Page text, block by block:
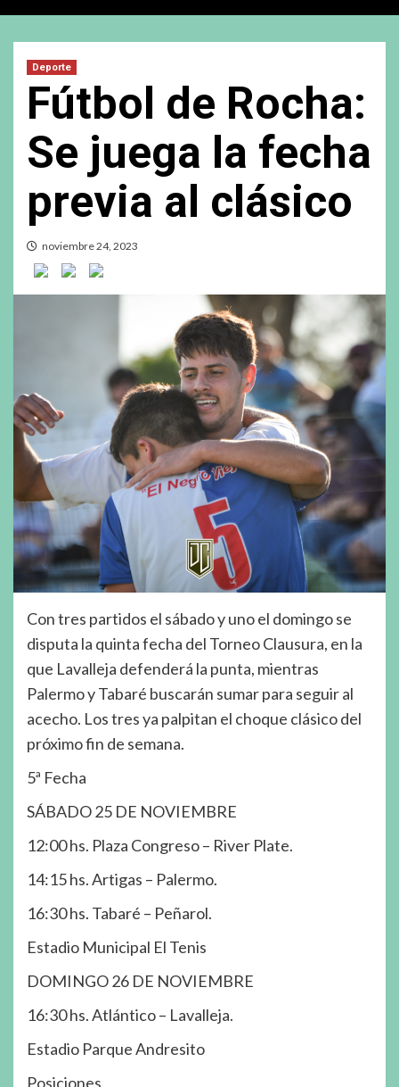
Deporte
Fútbol de Rocha:
Se juega la fecha
previa al clásico
noviembre 24, 2023
Con tres partidos el sábado y uno el domingo se
disputa la quinta fecha del Torneo Clausura, en la
que Lavalleja defenderá la punta, mientras
Palermo y Tabaré buscarán sumar para seguir al
acecho. Los tres ya palpitan el choque clásico del
próximo fin de semana.
5ª Fecha
SÁBADO 25 DE NOVIEMBRE
12:00 hs. Plaza Congreso – River Plate.
14:15 hs. Artigas – Palermo.
16:30 hs. Tabaré – Peñarol.
Estadio Municipal El Tenis
DOMINGO 26 DE NOVIEMBRE
16:30 hs. Atlántico – Lavalleja.
Estadio Parque Andresito
Posiciones